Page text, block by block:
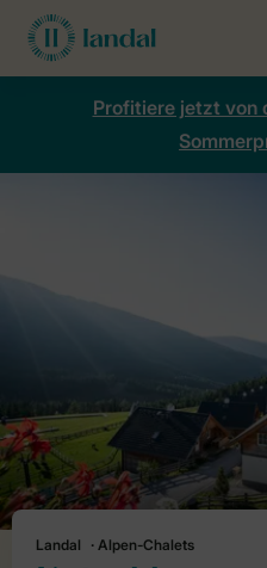
Profitiere jetzt von